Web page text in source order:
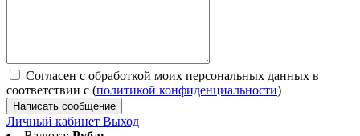
Согласен с обработкой моих персональных данных в
соответствии с (политикой конфиденциальности)
Написать сообщение
Личный кабинет Выход